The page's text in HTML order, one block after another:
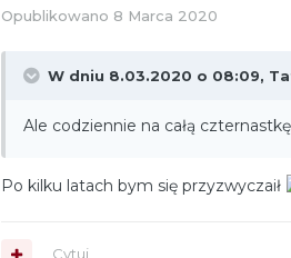
Opublikowano 8 Marca 2020
W dniu 8.03.2020 o 08:09,
Ale codziennie na całą
Po kilku latach bym się przyzwyczaił
Cytuj